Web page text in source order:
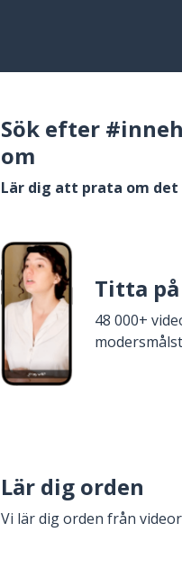
Sök efter
om
Lär dig att prata om det
Titta
48 000+
Lär dig orden
Vi lär dig orden från